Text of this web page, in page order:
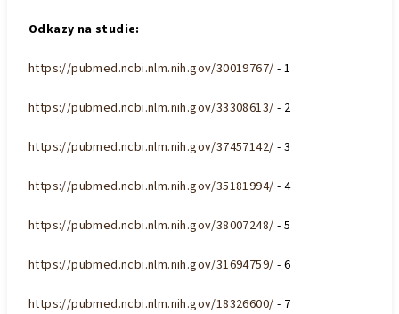
Odkazy na studie:
https://pubmed.ncbi.nlm.nih.gov/30019767/ - 1
https://pubmed.ncbi.nlm.nih.gov/33308613/ - 2
https://pubmed.ncbi.nlm.nih.gov/37457142/ - 3
https://pubmed.ncbi.nlm.nih.gov/35181994/ - 4
https://pubmed.ncbi.nlm.nih.gov/38007248/ - 5
https://pubmed.ncbi.nlm.nih.gov/31694759/ - 6
https://pubmed.ncbi.nlm.nih.gov/18326600/ - 7